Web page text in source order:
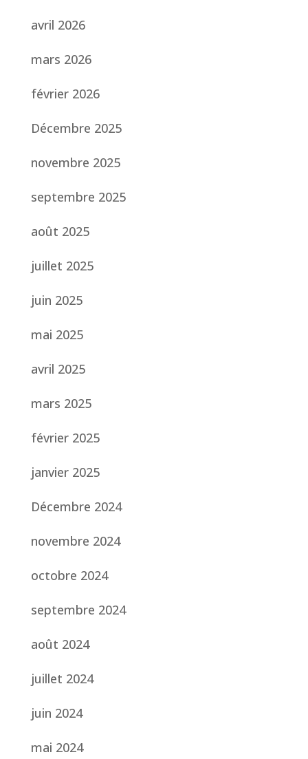
avril 2026
mars 2026
février 2026
Décembre 2025
novembre 2025
septembre 2025
août 2025
juillet 2025
juin 2025
mai 2025
avril 2025
mars 2025
février 2025
janvier 2025
Décembre 2024
novembre 2024
octobre 2024
septembre 2024
août 2024
juillet 2024
juin 2024
mai 2024